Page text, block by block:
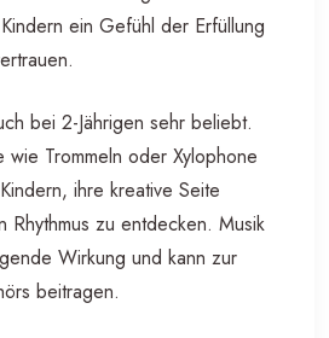
ein Gefühl der Erfüllung
bei 2-Jährigen sehr beliebt.
wie Trommeln oder Xylophone
ihre kreative Seite
Rhythmus zu entdecken. Musik
Wirkung und kann zur
beitragen.